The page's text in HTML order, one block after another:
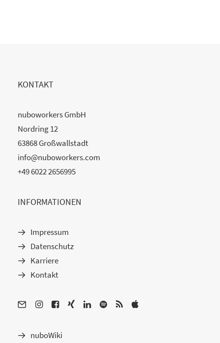
KONTAKT
nuboworkers GmbH
Nordring 12
63868 Großwallstadt
info@nuboworkers.com
+49 6022 2656995
INFORMATIONEN
Impressum
Datenschutz
Karriere
Kontakt
nuboWiki